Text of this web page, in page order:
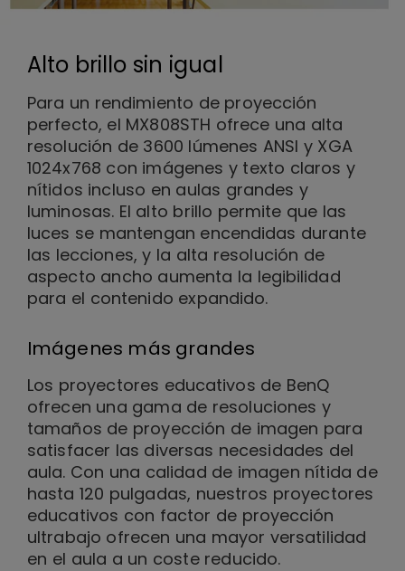
Alto brillo sin igual
Para un rendimiento de proyección
perfecto, el MX808STH ofrece una alta
resolución de 3600 lúmenes ANSI y XGA
1024x768 con imágenes y texto claros y
nítidos incluso en aulas grandes y
luminosas. El alto brillo permite que las
luces se mantengan encendidas durante
las lecciones, y la alta resolución de
aspecto ancho aumenta la legibilidad
para el contenido expandido.
Imágenes más grandes
Los proyectores educativos de BenQ
ofrecen una gama de resoluciones y
tamaños de proyección de imagen para
satisfacer las diversas necesidades del
aula. Con una calidad de imagen nítida de
hasta 120 pulgadas, nuestros proyectores
educativos con factor de proyección
ultrabajo ofrecen una mayor versatilidad
en el aula a un coste reducido.